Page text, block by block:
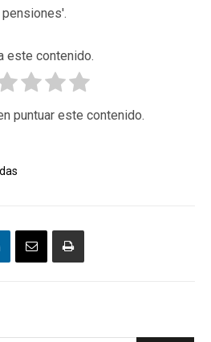
este contenido.
puntuar este contenido.